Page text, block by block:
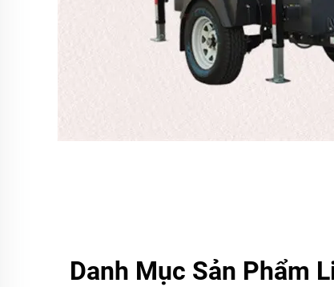
Danh Mục Sản Phẩm